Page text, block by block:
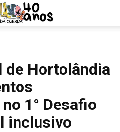
de Hortolândia
1° Desafio
inclusivo